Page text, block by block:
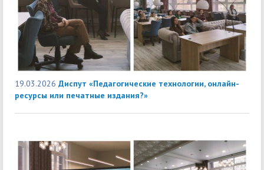
19.03.2026 Диспут «Педагогические технологии, онлайн-
ресурсы или печатные издания?»